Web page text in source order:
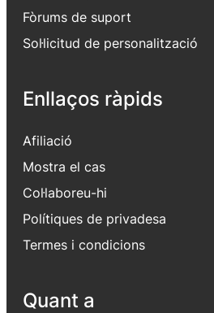
Fòrums de suport
Sol·licitud de personalització
Enllaços ràpids
Afiliació
Mostra el cas
Col·laboreu-hi
Polítiques de privadesa
Termes i condicions
Quant a